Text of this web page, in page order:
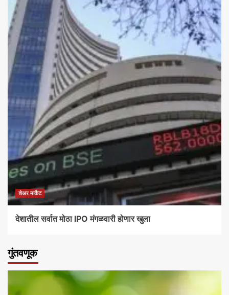
शेअर मार्केट
देशातील सर्वात मोठा IPO मंगळवारी होणार खुला
गुंतवणूक